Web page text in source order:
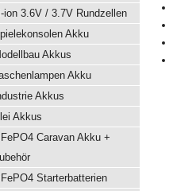
ion 3.6V / 3.7V Rundzellen
Akku
Akkus
Akku
Akkus
Akkus
Caravan Akku +
Starterbatterien